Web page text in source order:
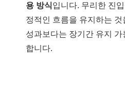
용 방식입니다. 무리한 진
정적인 흐름을 유지하는 것
성과보다는 장기간 유지
합니다.